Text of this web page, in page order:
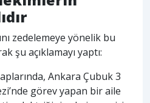
zedelemeye yönelik bu
şu açıklamayı yaptı:
Ankara Çubuk 3
görev yapan bir aile